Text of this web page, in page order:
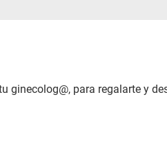
ginecolog@, para regalarte y